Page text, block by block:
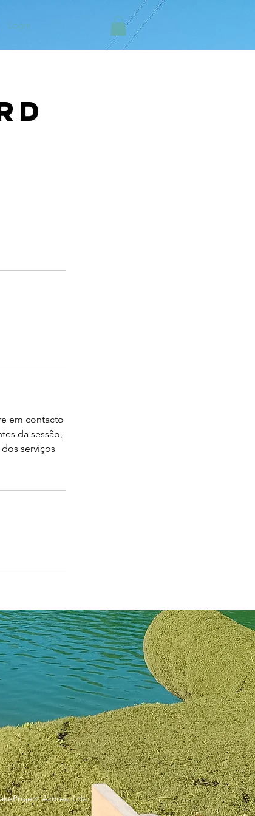
Login
em contacto
da sessão,
serviços
Azores, Lda.